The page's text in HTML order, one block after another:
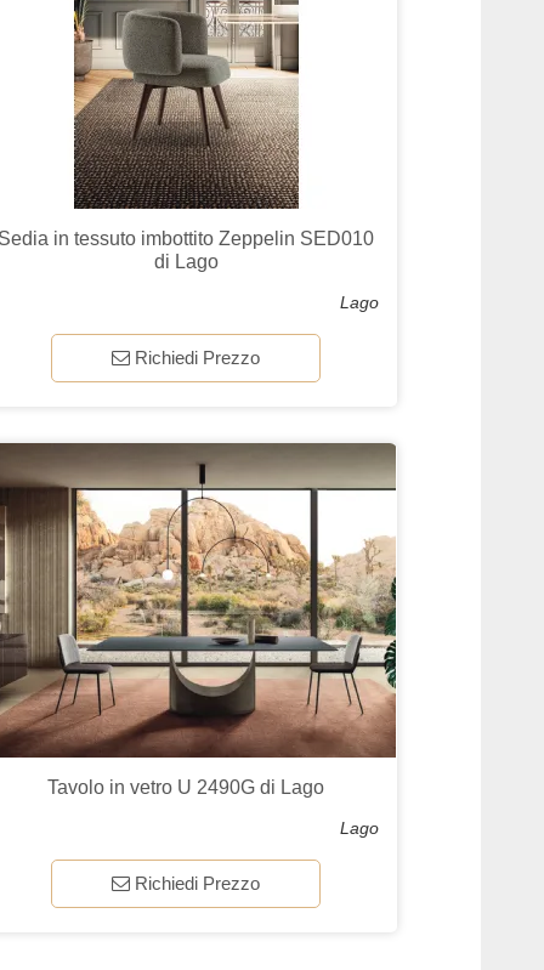
Sedia in tessuto imbottito Zeppelin SED010
di Lago
Lago
Richiedi Prezzo
Tavolo in vetro U 2490G di Lago
Lago
Richiedi Prezzo